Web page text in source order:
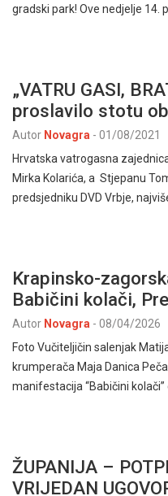
gradski park! Ove nedjelje 14.
„VATRU GASI,
proslavilo stotu
Autor Novagra - 01/08/2021
Hrvatska vatrogasna
Mirka Kolarića, a Stjepanu
predsjedniku DVD Vrbje,
Krapinsko-
Babičini kolači,
Autor Novagra - 08/04/2026
Foto Vučiteljičin salenjak
krumperača Maja Danica
manifestacija “Babičini kolači”
ŽUPANIJA –
VRIJEDAN